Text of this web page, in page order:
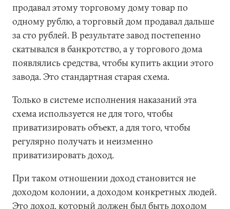
продавал этому торговому дому товар по
одному рублю, а торговый дом продавал дальше
за сто рублей. В результате завод постепенно
скатывался в банкротство, а у торгового дома
появлялись средства, чтобы купить акции этого
завода. Это стандартная старая схема.
Только в системе исполнения наказаний эта
схема используется не для того, чтобы
приватизировать объект, а для того, чтобы
регулярно получать и неизменно
приватизировать доход.
При таком отношении доход становится не
доходом колонии, а доходом конкретных людей.
Это доход, который должен был быть доходом